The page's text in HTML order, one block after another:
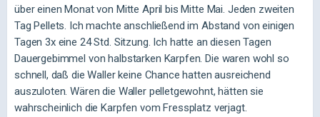
über einen Monat von Mitte April bis Mitte Mai. Jeden zweiten
Tag Pellets. Ich machte anschließend im Abstand von einigen
Tagen 3x eine 24 Std. Sitzung. Ich hatte an diesen Tagen
Dauergebimmel von halbstarken Karpfen. Die waren wohl so
schnell, daß die Waller keine Chance hatten ausreichend
auszuloten. Wären die Waller pelletgewohnt, hätten sie
wahrscheinlich die Karpfen vom Fressplatz verjagt.